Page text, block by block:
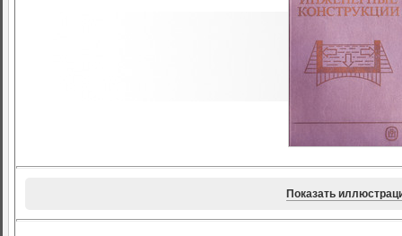
Показать